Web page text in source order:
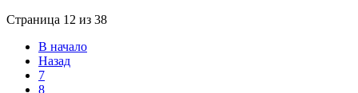
Страница 12 из 38
В начало
Назад
7
8